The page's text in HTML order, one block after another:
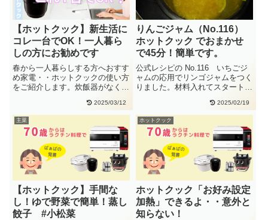
【ホットクック】新生活に
コレ一台でOK！一人暮ら
しの方にお勧めです
春から一人暮らしする方へおすす
め家電・・ホットクックの使い方
をご紹介します。炊飯器がなくて
2025/03/12
りんごジャム（No.116）
ホットクック でおまかせ
で45分！簡単です。
公式レシピの No.116 いちごジ
ャムの応用でリンゴジャムをつく
りました。材料入れてスタートを
2025/02/19
主菜
【ホットクック】手間な
し！ゆで野菜で簡単！蒸し
餃子 #小松菜
ホットクック
ホットクック「お好み設定
加熱」できるよ・・意外と
知らない！